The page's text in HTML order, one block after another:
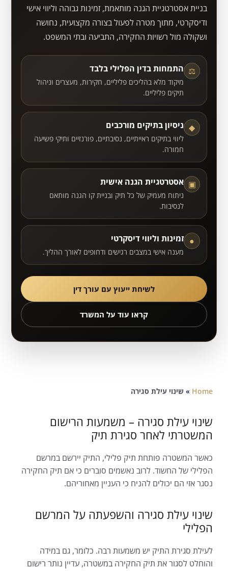
בניית אסטרטגיית הגנה מותאמת, זמינות גבוהה וליווי אישי
ודיסקרטי, מתוך מטרה לפעול בצורה מקצועית, נחושה
ושקולה מול רשויות החקירה, התביעה ובתי המשפט.
⚖ התמחות בדין הפלילי בלבד
מיקוד מלא בהליכים פליליים, חקירות, מעצרים וניהול
תיקים פליליים.
◆ ניסיון בתיקים מורכבים
ליווי בתיקים ראייתיים, נסיבתיים, פורנזיים ותיקי פשיעה
חמורה.
▣ אסטרטגיית הגנה אישית
ניתוח מעמיק של כל תיק ובניית קו הגנה מותאם
לנסיבות.
● זמינות וליווי דיסקרטי
מענה אישי במצבים רגישים ודחופים לאורך ההליך.
לשיחת ייעוץ עם עורך דין
קראו עוד על המשרד
Home
» שינוי עילת סגירה
שינוי עילת סגירה – משמעות הרישום
המשטרתי לאחר סגירת תיק
כאשר המשטרה פותחת תיק פלילי, התיק יירשם במרשם
הפלילי של החשוד. לרוב נאשמים סוברים כי אם תיק החקירה
נסגר אזי הם יכולים להניח כי העניין מאחוריהם.
שינוי עילת סגירה והשפעתה על המרשם
הפלילי
לעילת סגירת התיק יש משמעות רבה. כלומר, גם במידה
והוחלט לסגור את תיק החקירה במשטרה, עדיין נותר רישום